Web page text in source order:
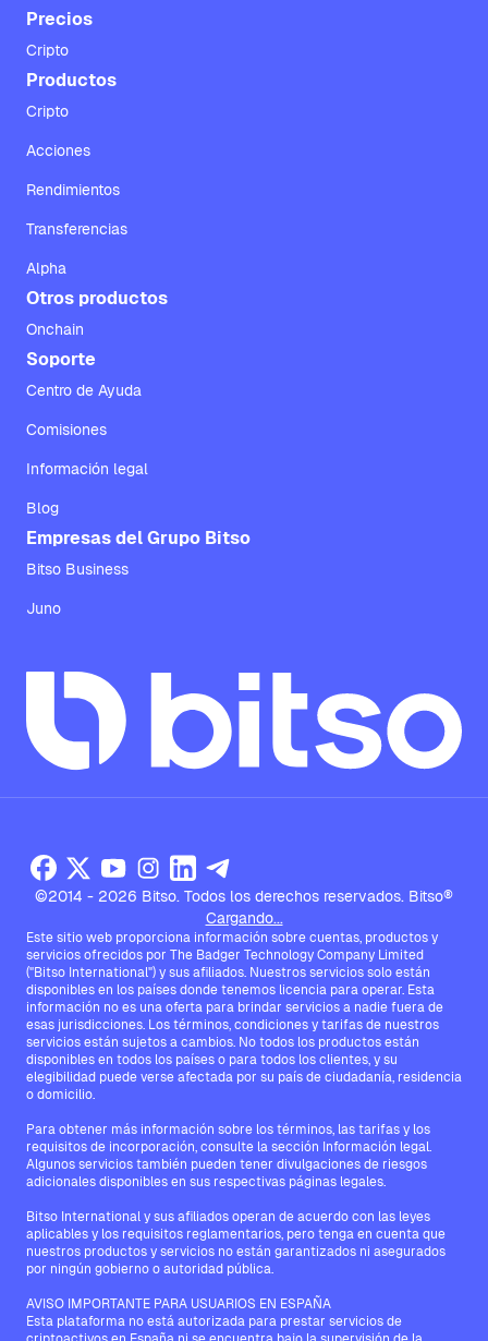
Precios
Cripto
Productos
Cripto
Acciones
Rendimientos
Transferencias
Alpha
Otros productos
Onchain
Soporte
Centro de Ayuda
Comisiones
Información legal
Blog
Empresas del Grupo Bitso
Bitso Business
Juno
©2014 - 2026 Bitso. Todos los derechos reservados. Bitso®
Cargando...
Este sitio web proporciona información sobre cuentas, productos y
servicios ofrecidos por The Badger Technology Company Limited
("Bitso International") y sus afiliados. Nuestros servicios solo están
disponibles en los países donde tenemos licencia para operar. Esta
información no es una oferta para brindar servicios a nadie fuera de
esas jurisdicciones. Los términos, condiciones y tarifas de nuestros
servicios están sujetos a cambios. No todos los productos están
disponibles en todos los países o para todos los clientes, y su
elegibilidad puede verse afectada por su país de ciudadanía, residencia
o domicilio.
Para obtener más información sobre los términos, las tarifas y los
requisitos de incorporación, consulte la sección Información legal.
Algunos servicios también pueden tener divulgaciones de riesgos
adicionales disponibles en sus respectivas páginas legales.
Bitso International y sus afiliados operan de acuerdo con las leyes
aplicables y los requisitos reglamentarios, pero tenga en cuenta que
nuestros productos y servicios no están garantizados ni asegurados
por ningún gobierno o autoridad pública.
AVISO IMPORTANTE PARA USUARIOS EN ESPAÑA
Esta plataforma no está autorizada para prestar servicios de